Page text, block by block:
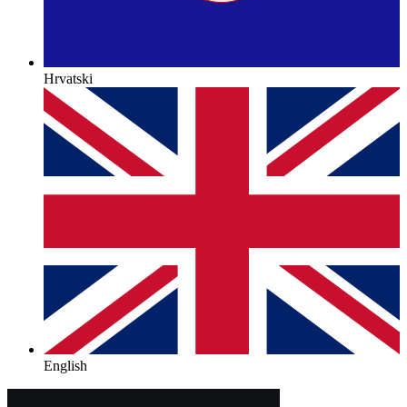
Hrvatski
English